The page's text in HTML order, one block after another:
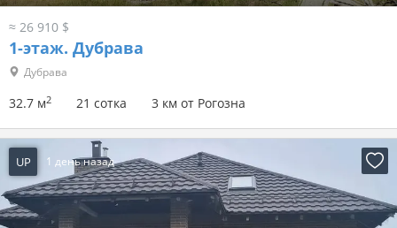
≈ 26 910 $
1-этаж. Дубрава
Дубрава
32.7 м2 21 сотка 3 км от Рогозна
UP 1 день назад